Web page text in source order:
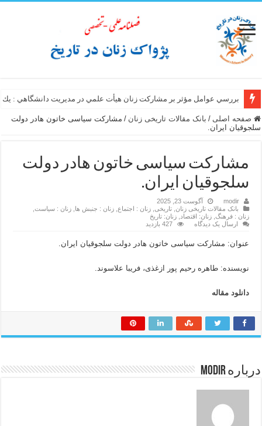
بررسي عوامل مؤثر بر مشاركت زنان هيأت علمي در مديريت دانشگاهي :
صفحه اصلی / بانک مقالات تاریخی زنان / مشارکت سیاسی خاتون هادر دولت
سلجوقیان ایران.
مشارکت سیاسی خاتون هادر دولت
سلجوقیان ایران.
modir
آگوست 23, 2025
بانک مقالات تاریخی زنان ,تاریخی ,زنان : اجتماع ,زنان : جنبش ها ,زنان : سیاست
زنان : فرهنگ ,زنان: اقتصاد ,زنان: تاریخ
ارسال یک دیدگاه
427 بازدید
عنوان: مشارکت سیاسی خاتون هادر دولت سلجوقیان ایران.
نویسنده: طاهره رحیم پور ازغذی، فریبا علاسوند.
دانلود مقاله
درباره modir